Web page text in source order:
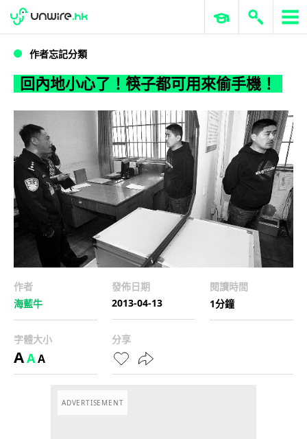
回內地小心了！筷子都可用來偷手機！
WWDC 2026 ERP 與商業 AI
作者忘記分類
回內地小心了！筷子都可用來偷手機！
作者
海藍牛
發佈日期
2013-04-13
閱讀時間
1分鐘
字體大小
AAA
分享
ADVERTISEMENT